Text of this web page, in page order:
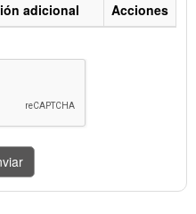
adicional Acciones